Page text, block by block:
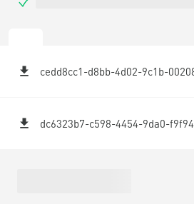
cedd8cc1-d8bb-4d02-9c1b-
dc6323b7-c598-4454-9da0-